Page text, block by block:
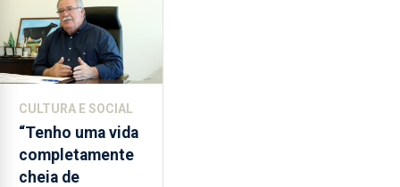
CULTURA E SOCIAL
“Tenho uma vida
completamente
cheia de